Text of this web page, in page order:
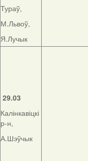
Тураў,
М.Львоў,
Я.Лучык
29.03
Калінкавіцкі
р-н,
А.Шэўчык